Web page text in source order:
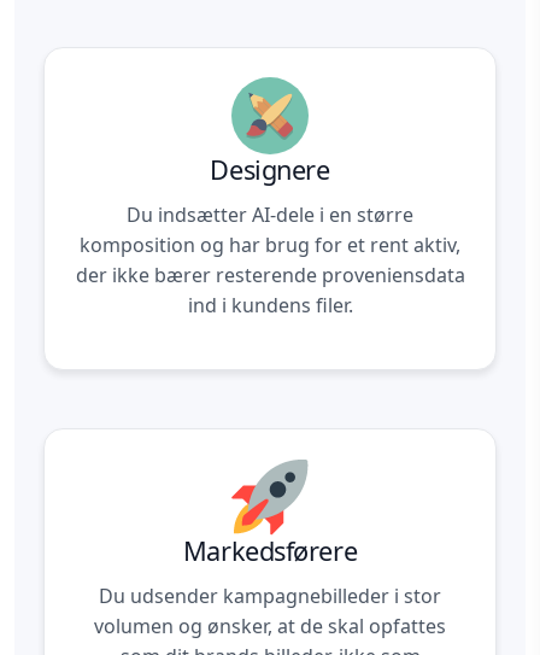
Designere
Du indsætter AI-dele i en større
komposition og har brug for et rent aktiv,
der ikke bærer resterende proveniensdata
ind i kundens filer.
Markedsførere
Du udsender kampagnebilleder i stor
volumen og ønsker, at de skal opfattes